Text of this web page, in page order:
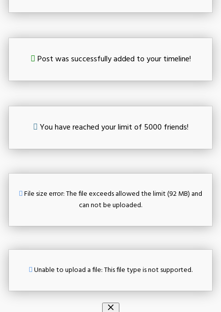
Post was successfully added to your timeline!
You have reached your limit of 5000 friends!
File size error: The file exceeds allowed the limit (92 MB) and
can not be uploaded.
Unable to upload a file: This file type is not supported.